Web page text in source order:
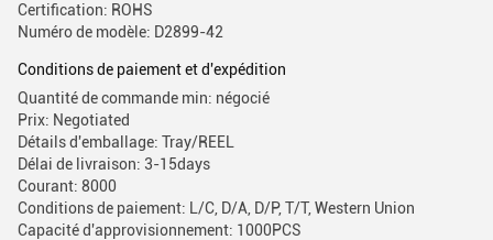
Certification: ROHS
Numéro de modèle: D2899-42
Conditions de paiement et d'expédition
Quantité de commande min: négocié
Prix: Negotiated
Détails d'emballage: Tray/REEL
Délai de livraison: 3-15days
Courant: 8000
Conditions de paiement: L/C, D/A, D/P, T/T, Western Union
Capacité d'approvisionnement: 1000PCS